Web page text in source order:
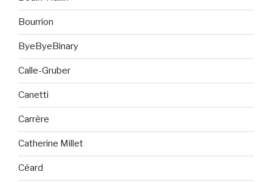
Bourrion
ByeByeBinary
Calle-Gruber
Canetti
Carrère
Catherine Millet
Céard